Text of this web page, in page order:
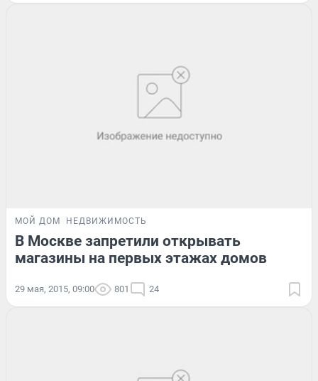
МОЙ ДОМ НЕДВИЖИМОСТЬ
В Москве запретили открывать
магазины на первых этажах домов
29 мая, 2015, 09:00 801 24